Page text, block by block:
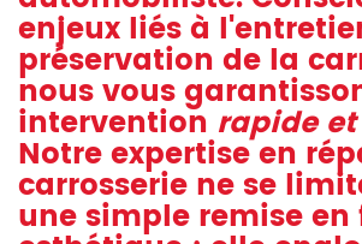
enjeux liés à
préservation de la
nous vous
intervention rapide
Notre expertise en
carrosserie ne se
une simple remise en